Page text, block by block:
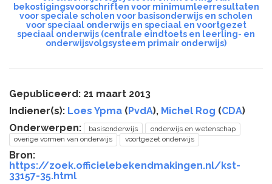
bekostigingsvoorschriften voor minimumleerresultaten
voor speciale scholen voor basisonderwijs en scholen
voor speciaal onderwijs en speciaal en voortgezet
speciaal onderwijs (centrale eindtoets en leerling- en
onderwijsvolgsysteem primair onderwijs)
Gepubliceerd: 21 maart 2013
Indiener(s): Loes Ypma (PvdA), Michel Rog (CDA)
Onderwerpen:
basisonderwijs
onderwijs en wetenschap
overige vormen van onderwijs
voortgezet onderwijs
Bron:
https://zoek.officielebekendmakingen.nl/kst-
33157-35.html